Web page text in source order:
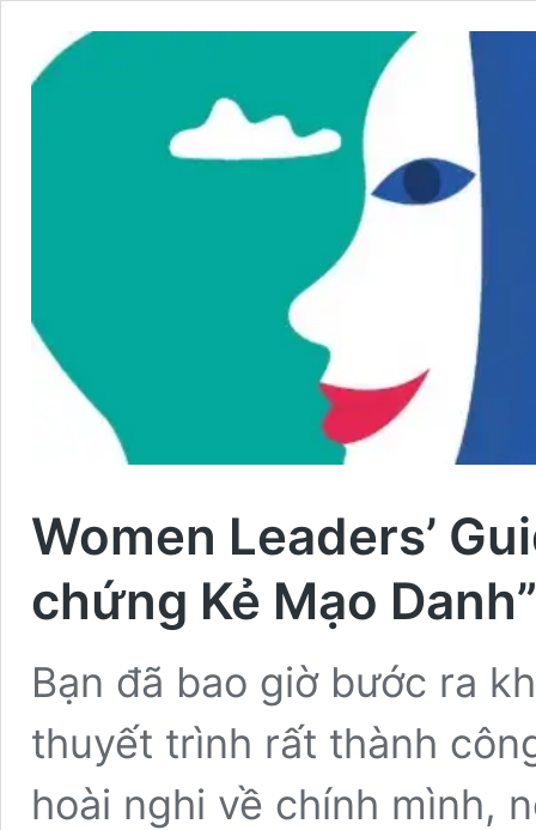
Women Leaders’
chứng Kẻ Mạo Danh”
Bạn đã bao giờ bước ra
thuyết trình rất thành
hoài nghi về chính mình,